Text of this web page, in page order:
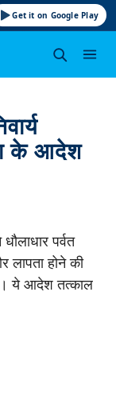
Get it on Google Play
के आदेश
पर्वत
लापता होने की
ये आदेश तत्काल